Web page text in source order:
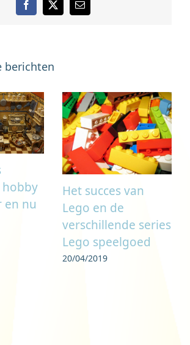
Facebook
X
E-
mail
berichten
hobby
en nu
Het succes van
Lego en de
verschillende series
Lego speelgoed
20/04/2019